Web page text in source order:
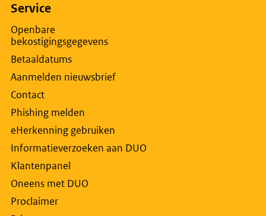
Service
Openbare
bekostigingsgegevens
Betaaldatums
Aanmelden nieuwsbrief
Contact
Phishing melden
eHerkenning gebruiken
Informatieverzoeken aan DUO
Klantenpanel
Oneens met DUO
Proclaimer